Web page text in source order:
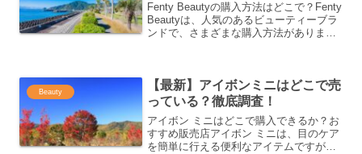
Fenty Beautyの購入方法はどこで？Fenty
Beautyは、人気のあるビューティーブラ
ンドで、さまざまな購入方法がありま
記...
Beauty
【最新】アイボンミニはどこで売
っている？徹底調査！
アイボン ミニはどこで購入できるか？お
すすめ販売店アイボン ミニは、目のケア
を簡単に行える便利なアイテムですが、